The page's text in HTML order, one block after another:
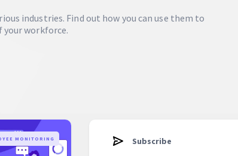
industries. Find out how you can use them to
workforce.
MONITORING Subscribe